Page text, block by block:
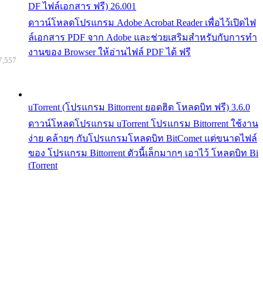
DF ไฟล์เอกสาร ฟรี) 26.001
ดาวน์โหลดโปรแกรม Adobe Acrobat Reader เพื่อไว้เปิดไฟ
ล์เอกสาร PDF จาก Adobe และช่วยเสริมสำหรับกับการทำ
งานของ Browser ให้อ่านไฟล์ PDF ได้ ฟรี
uTorrent (โปรแกรม Bittorrent ยอดฮิต โหลดบิท ฟรี) 3.6.0
ดาวน์โหลดโปรแกรม uTorrent โปรแกรม Bittorrent ใช้งาน
ง่าย คล้ายๆ กับโปรแกรมโหลดบิท BitComet แต่ขนาดไฟล์
ของ โปรแกรม Bittorrent ตัวนี้เล็กมากๆ เอาไว้ โหลดบิท Bi
tTorrent